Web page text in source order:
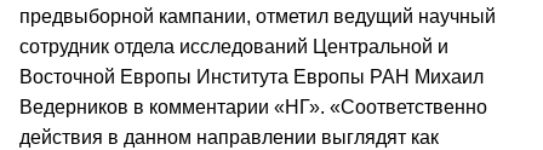
предвыборной кампании, отметил ведущий научный
сотрудник отдела исследований Центральной и
Восточной Европы Института Европы РАН Михаил
Ведерников в комментарии «НГ». «Соответственно
действия в данном направлении выглядят как